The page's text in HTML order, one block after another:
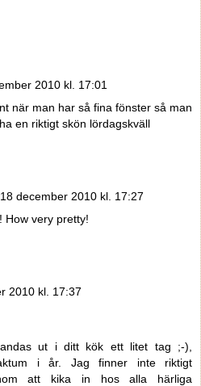
2010 kl. 17:01
när man har så fina fönster så man
en riktigt skön lördagskväll
18 december 2010 kl. 17:27
How very pretty!
2010 kl. 17:37
ut i ditt kök ett litet tag ;-),
i år. Jag finner inte riktigt
att kika in hos alla härliga